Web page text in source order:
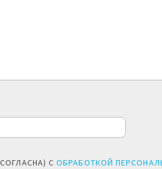
СОБРАБОТКОЙ